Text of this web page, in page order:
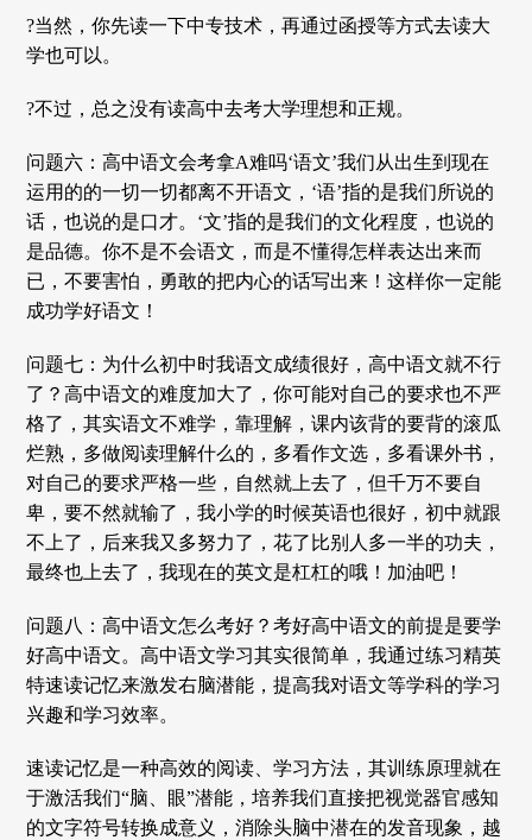
?当然，你先读一下中专技术，再通过函授等方式去读大
学也可以。
?不过，总之没有读高中去考大学理想和正规。
问题六：高中语文会考拿A难吗‘语文’我们从出生到现在
运用的的一切一切都离不开语文，‘语’指的是我们所说的
话，也说的是口才。‘文’指的是我们的文化程度，也说的
是品德。你不是不会语文，而是不懂得怎样表达出来而
已，不要害怕，勇敢的把内心的话写出来！这样你一定能
成功学好语文！
问题七：为什么初中时我语文成绩很好，高中语文就不行
了？高中语文的难度加大了，你可能对自己的要求也不严
格了，其实语文不难学，靠理解，课内该背的要背的滚瓜
烂熟，多做阅读理解什么的，多看作文选，多看课外书，
对自己的要求严格一些，自然就上去了，但千万不要自
卑，要不然就输了，我小学的时候英语也很好，初中就跟
不上了，后来我又多努力了，花了比别人多一半的功夫，
最终也上去了，我现在的英文是杠杠的哦！加油吧！
问题八：高中语文怎么考好？考好高中语文的前提是要学
好高中语文。高中语文学习其实很简单，我通过练习精英
特速读记忆来激发右脑潜能，提高我对语文等学科的学习
兴趣和学习效率。
速读记忆是一种高效的阅读、学习方法，其训练原理就在
于激活我们“脑、眼”潜能，培养我们直接把视觉器官感知
的文字符号转换成意义，消除头脑中潜在的发音现象，越